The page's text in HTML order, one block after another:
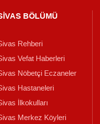
BÖLÜMÜ
Rehberi
Vefat Haberleri
Nöbetçi Eczaneler
Hastaneleri
İlkokulları
Merkez Köyleri